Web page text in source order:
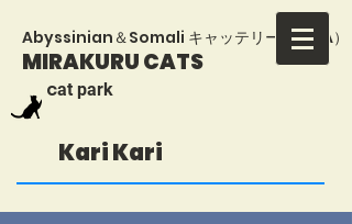
MIRAKURU CATS
​Abyssinian＆Somali キャッテリー（TICA）
​cat park
Kari Kari